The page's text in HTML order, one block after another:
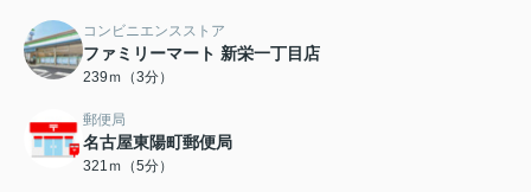
コンビニエンスストア
ファミリーマート 新栄一丁目店
239ｍ（3分）
郵便局
名古屋東陽町郵便局
321ｍ（5分）